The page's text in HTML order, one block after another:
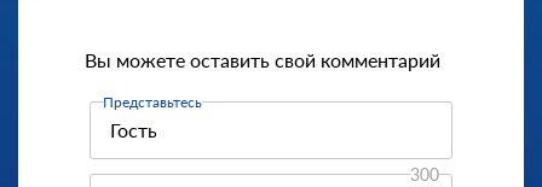
Вы можете оставить свой комментарий
Представьтесь
300